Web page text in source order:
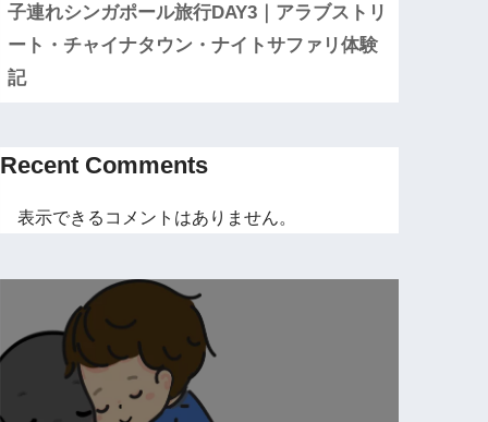
子連れシンガポール旅行DAY3｜アラブストリ
ート・チャイナタウン・ナイトサファリ体験
記
Recent Comments
表示できるコメントはありません。